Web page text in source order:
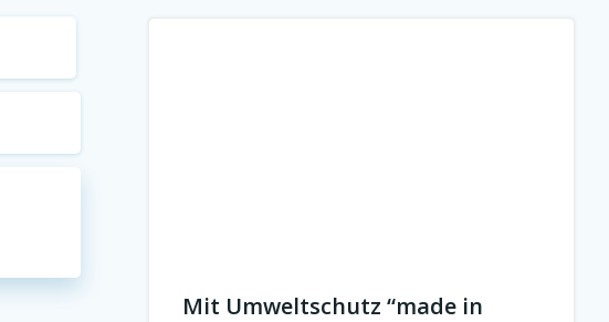
Mit Umweltschutz “made in